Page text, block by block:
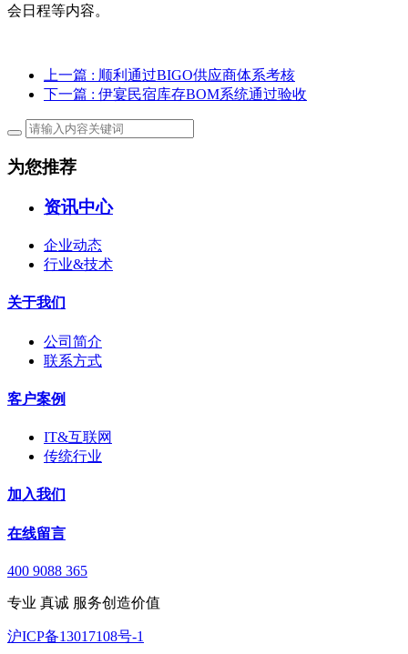
会日程等内容。
上一篇 : 顺利通过BIGO供应商体系考核
下一篇 : 伊宴民宿库存BOM系统通过验收
为您推荐
资讯中心
企业动态
行业&技术
关于我们
公司简介
联系方式
客户案例
IT&互联网
传统行业
加入我们
在线留言
400 9088 365
专业 真诚 服务创造价值
沪ICP备13017108号-1